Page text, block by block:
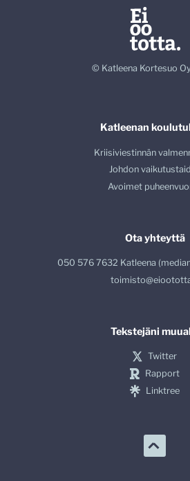
© Katleena Kortesuo
Katleenan
Kriisiviestinnän
Johdon
Avoimet
Ota yhteyttä
050 576 7632 Katleena
Tekstejäni
Twitter
Rapport
Linktree